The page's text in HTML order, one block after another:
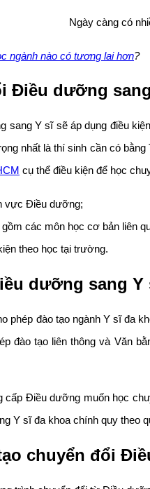
Ngày càng có
ngành nào có tương lai hơn?
Điều dưỡng
Y sĩ sẽ áp dụng điều
nhất là thí sinh cần có
cụ thể điều kiện để học
vực Điều dưỡng;
các môn học cơ bản liên
theo học tại trường.
dưỡng sang Y
đào tạo ngành Y sĩ đa
đào tạo liên thông và Văn
cấp Điều dưỡng muốn học
Y sĩ đa khoa chính quy theo
chuyển đổi